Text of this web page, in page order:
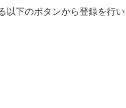
以下のボタンから登録を行い